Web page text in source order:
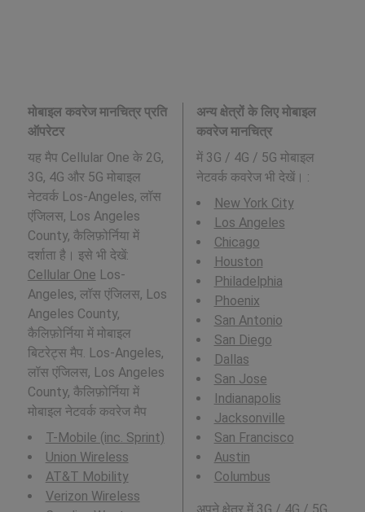
मोबाइल कवरेज मानचित्र प्रति
ऑपरेटर
यह मैप Cellular One के 2G,
3G, 4G और 5G मोबाइल
नेटवर्क Los-Angeles, लॉस
एंजिलस, Los Angeles
County, कैलिफ़ोर्निया में
दर्शाता है। इसे भी देखें:
Cellular One Los-
Angeles, लॉस एंजिलस, Los
Angeles County,
कैलिफ़ोर्निया में मोबाइल
बिटरेट्स मैप. Los-Angeles,
लॉस एंजिलस, Los Angeles
County, कैलिफ़ोर्निया में
मोबाइल नेटवर्क कवरेज मैप
T-Mobile (inc. Sprint)
Union Wireless
AT&T Mobility
Verizon Wireless
अन्य क्षेत्रों के लिए मोबाइल
कवरेज मानचित्र
में 3G / 4G / 5G मोबाइल
नेटवर्क कवरेज भी देखें। :
New York City
Los Angeles
Chicago
Houston
Philadelphia
Phoenix
San Antonio
San Diego
Dallas
San Jose
Indianapolis
Jacksonville
San Francisco
Austin
Columbus
अपने क्षेत्र में 3G / 4G / 5G